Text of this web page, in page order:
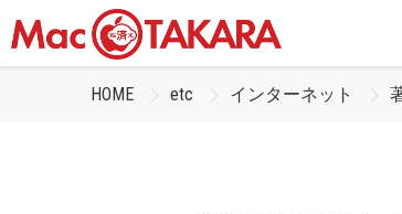
HOME etc インターネット